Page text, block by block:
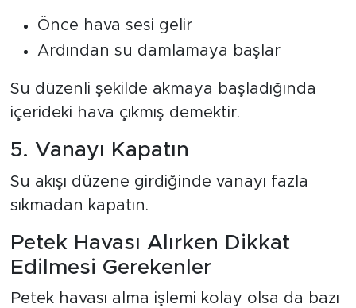
Önce hava sesi gelir
Ardından su damlamaya başlar
Su düzenli şekilde akmaya başladığında
içerideki hava çıkmış demektir.
5. Vanayı Kapatın
Su akışı düzene girdiğinde vanayı fazla
sıkmadan kapatın.
Petek Havası Alırken Dikkat
Edilmesi Gerekenler
Petek havası alma işlemi kolay olsa da bazı